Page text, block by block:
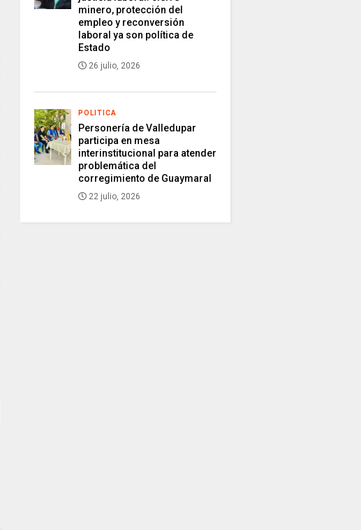
minero, protección del
empleo y reconversión
laboral ya son política de
Estado
26 julio, 2026
POLITICA
Personería de Valledupar
participa en mesa
interinstitucional para atender
problemática del
corregimiento de Guaymaral
22 julio, 2026